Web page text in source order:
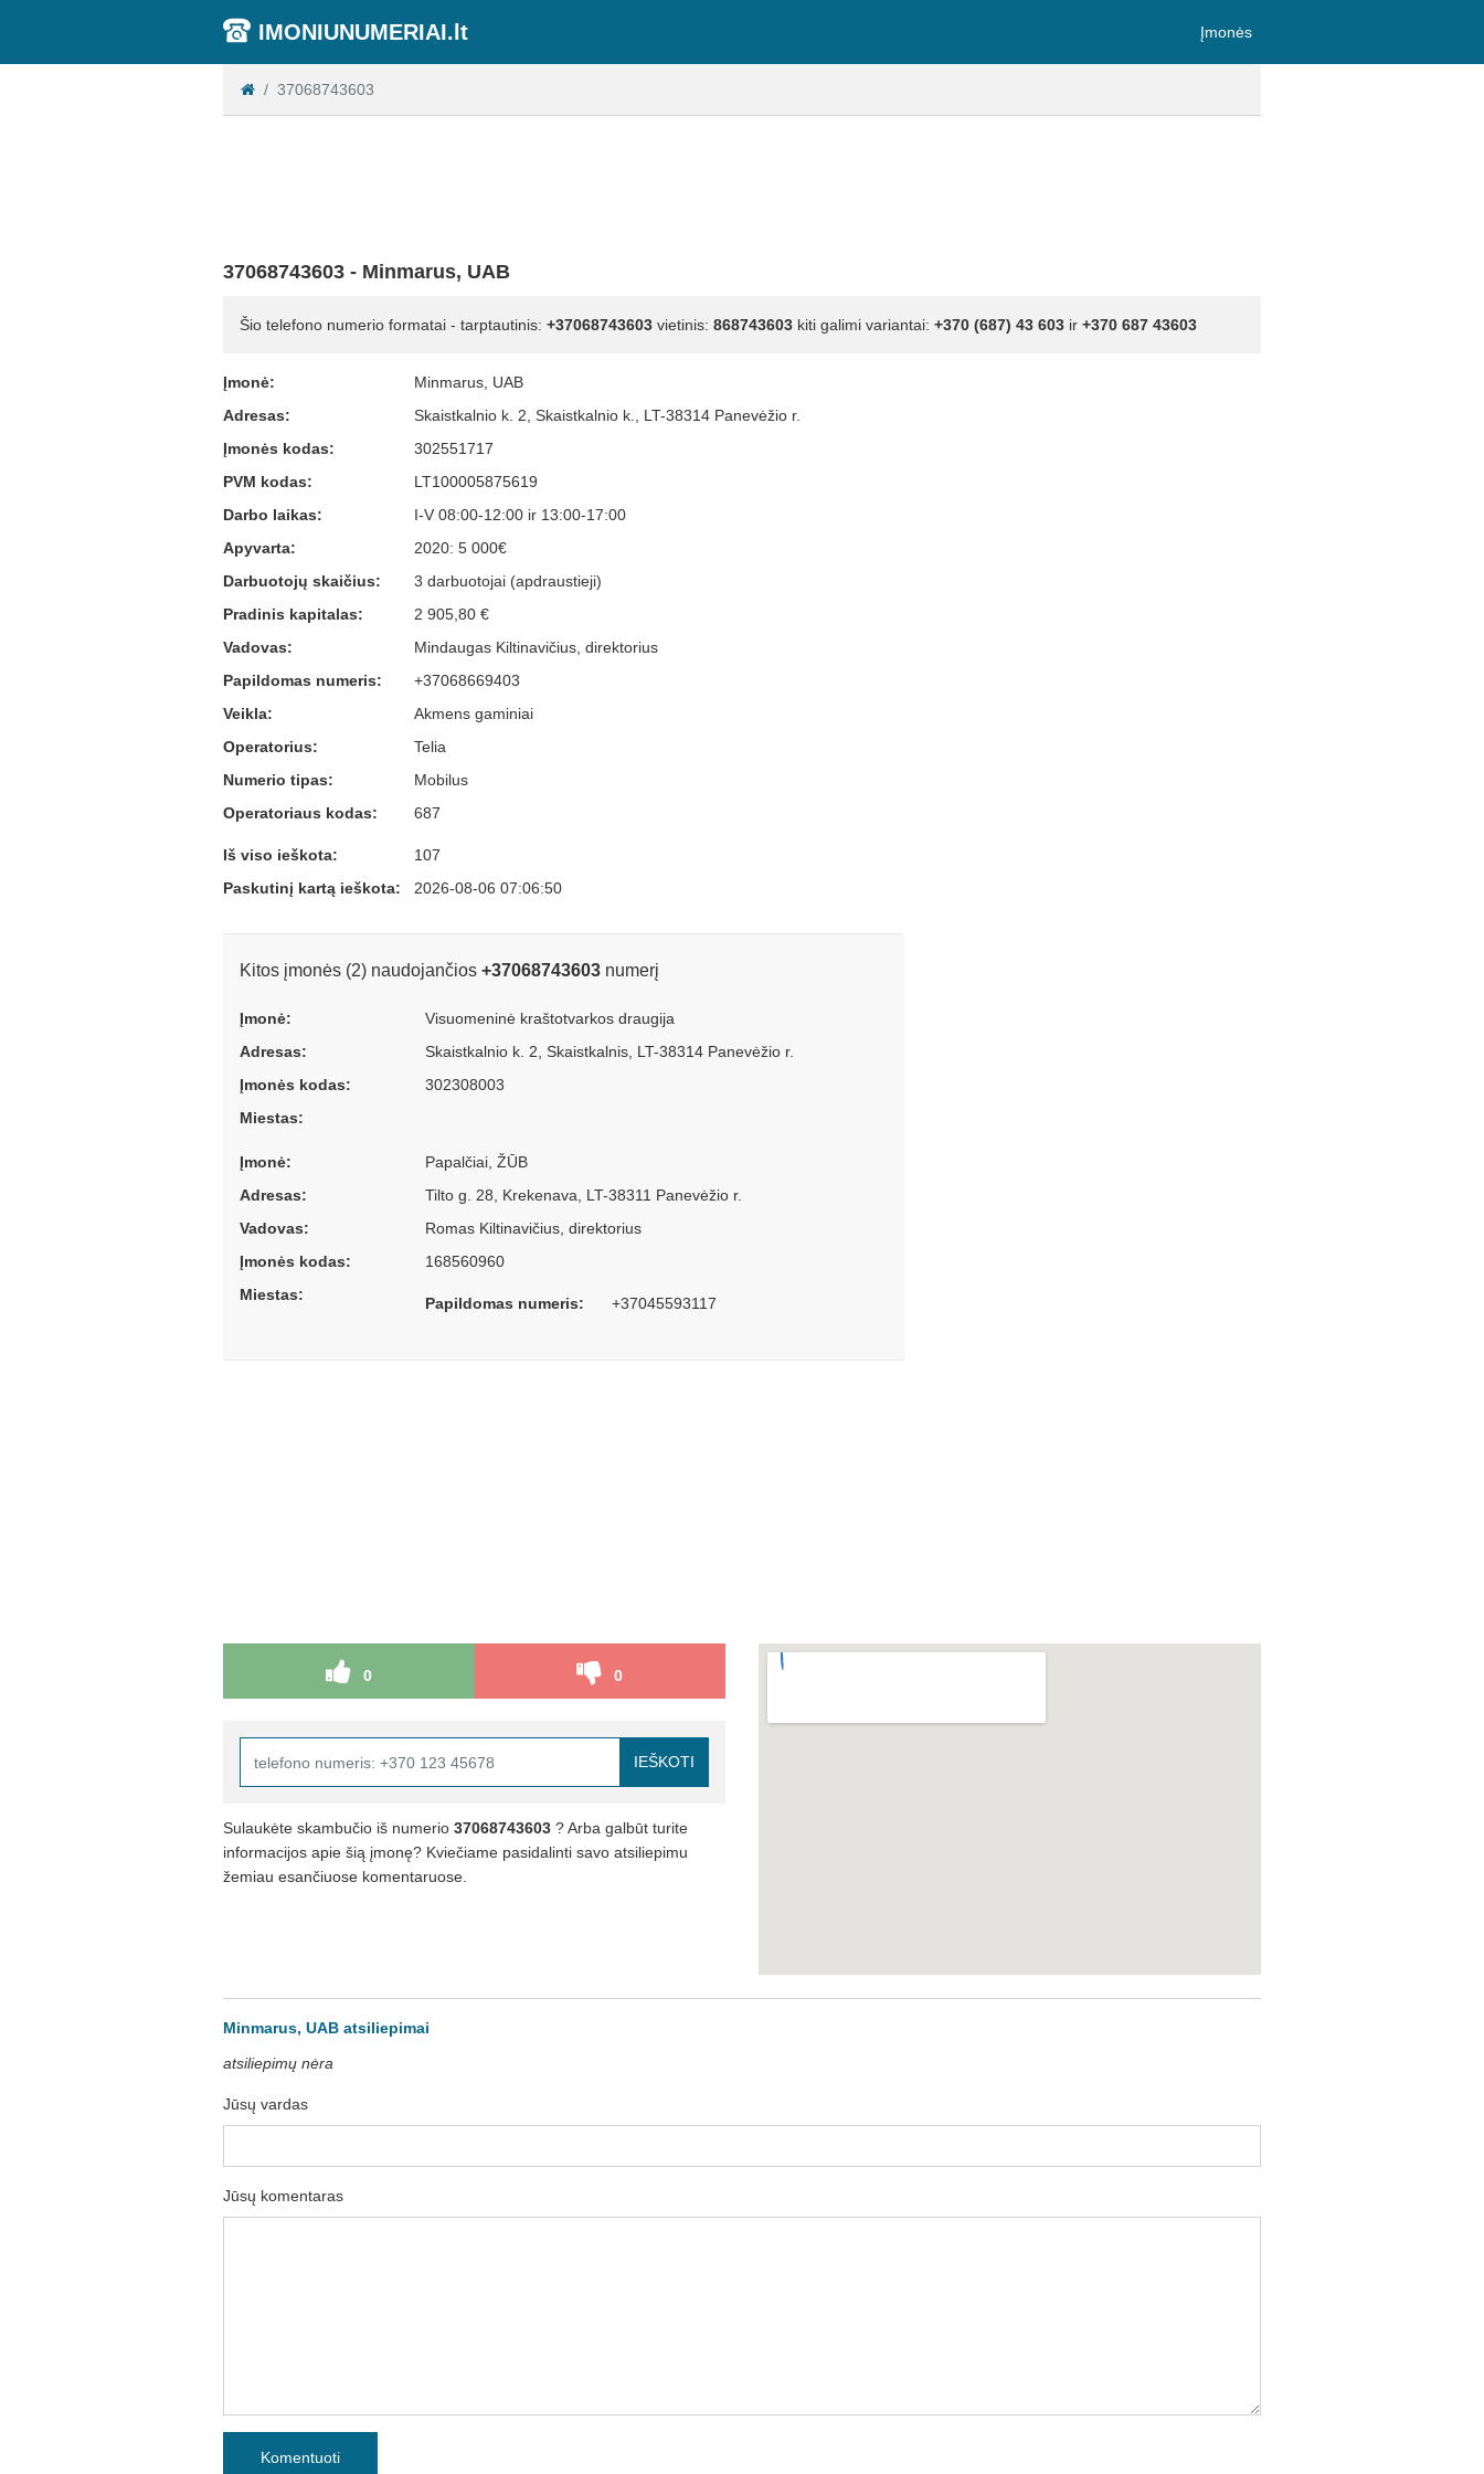
IMONIUNUMERIAI.lt Įmonės
37068743603
37068743603 - Minmarus, UAB
Šio telefono numerio formatai - tarptautinis: +37068743603 vietinis: 868743603 kiti galimi variantai: +370 (687) 43 603 ir +370 687 43603
Įmonė:
Minmarus, UAB
Adresas:
Skaistkalnio k. 2, Skaistkalnio k., LT-38314 Panevėžio r.
Įmonės kodas:
302551717
PVM kodas:
LT100005875619
Darbo laikas:
I-V 08:00-12:00 ir 13:00-17:00
Apyvarta:
2020: 5 000€
Darbuotojų skaičius:
3 darbuotojai (apdraustieji)
Pradinis kapitalas:
2 905,80 €
Vadovas:
Mindaugas Kiltinavičius, direktorius
Papildomas numeris:
+37068669403
Veikla:
Akmens gaminiai
Operatorius:
Telia
Numerio tipas:
Mobilus
Operatoriaus kodas:
687
Iš viso ieškota:
107
Paskutinį kartą ieškota:
2026-08-06 07:06:50
Kitos įmonės (2) naudojančios +37068743603 numerį
Įmonė:
Visuomeninė kraštotvarkos draugija
Adresas:
Skaistkalnio k. 2, Skaistkalnis, LT-38314 Panevėžio r.
Įmonės kodas:
302308003
Miestas:
Įmonė:
Papalčiai, ŽŪB
Adresas:
Tilto g. 28, Krekenava, LT-38311 Panevėžio r.
Vadovas:
Romas Kiltinavičius, direktorius
Įmonės kodas:
168560960
Miestas:
Papildomas numeris: +37045593117
0 0
IEŠKOTI
Sulaukėte skambučio iš numerio 37068743603 ? Arba galbūt turite
informacijos apie šią įmonę? Kviečiame pasidalinti savo atsiliepimu
žemiau esančiuose komentaruose.
Minmarus, UAB atsiliepimai
atsiliepimų nėra
Jūsų vardas
Jūsų komentaras
Komentuoti